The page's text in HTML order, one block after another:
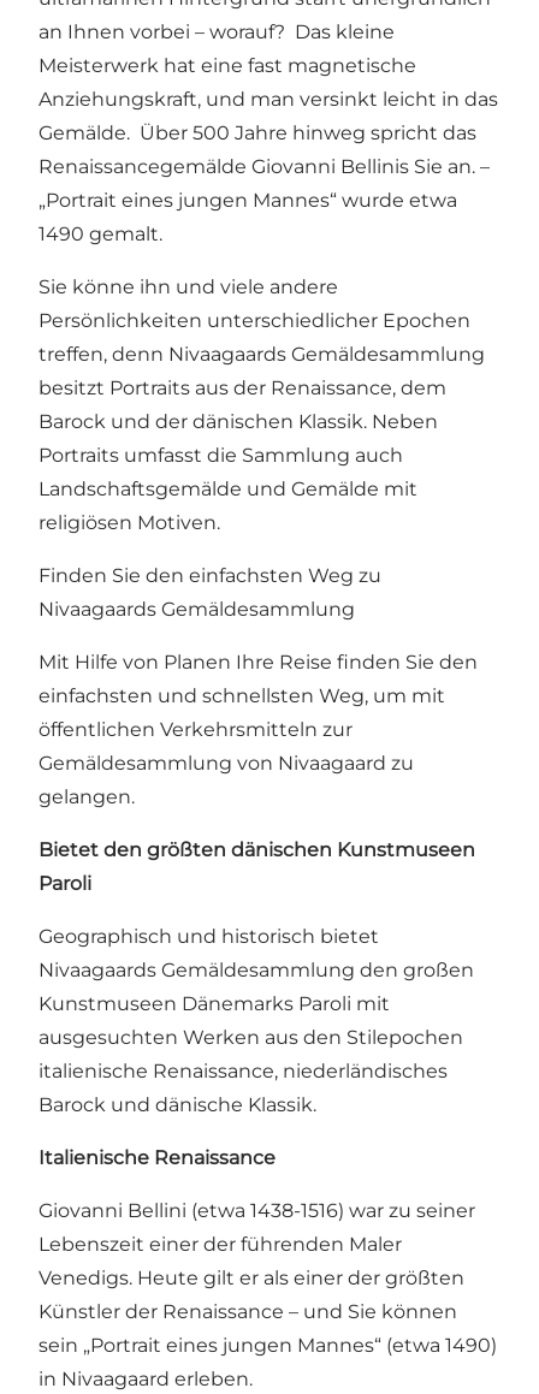
an Ihnen vorbei – worauf? Das kleine
Meisterwerk hat eine fast magnetische
Anziehungskraft, und man versinkt leicht in das
Gemälde. Über 500 Jahre hinweg spricht das
Renaissancegemälde Giovanni Bellinis Sie an. –
„Portrait eines jungen Mannes“ wurde etwa
1490 gemalt.
Sie könne ihn und viele andere
Persönlichkeiten unterschiedlicher Epochen
treffen, denn Nivaagaards Gemäldesammlung
besitzt Portraits aus der Renaissance, dem
Barock und der dänischen Klassik. Neben
Portraits umfasst die Sammlung auch
Landschaftsgemälde und Gemälde mit
religiösen Motiven.
Finden Sie den einfachsten Weg zu
Nivaagaards Gemäldesammlung
Mit Hilfe von Planen Ihre Reise finden Sie den
einfachsten und schnellsten Weg, um mit
öffentlichen Verkehrsmitteln zur
Gemäldesammlung von Nivaagaard zu
gelangen.
Bietet den größten dänischen Kunstmuseen
Paroli
Geographisch und historisch bietet
Nivaagaards Gemäldesammlung den großen
Kunstmuseen Dänemarks Paroli mit
ausgesuchten Werken aus den Stilepochen
italienische Renaissance, niederländisches
Barock und dänische Klassik.
Italienische Renaissance
Giovanni Bellini (etwa 1438-1516) war zu seiner
Lebenszeit einer der führenden Maler
Venedigs. Heute gilt er als einer der größten
Künstler der Renaissance – und Sie können
sein „Portrait eines jungen Mannes“ (etwa 1490)
in Nivaagaard erleben.